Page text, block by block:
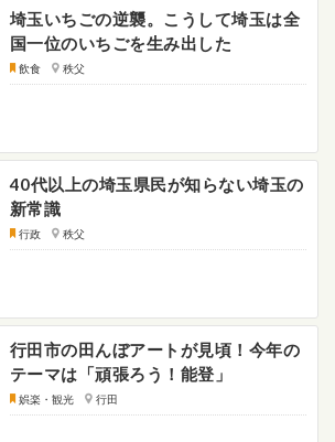
埼玉いちごの逆襲。こうして埼玉は全
国一位のいちごを生み出した
飲食 秩父
40代以上の埼玉県民が知らない埼玉の
新常識
行政 秩父
行田市の田んぼアートが見頃！今年の
テーマは「頑張ろう！能登」
娯楽・観光 行田